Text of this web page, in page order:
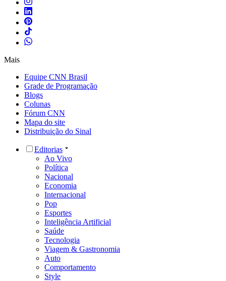
Mais
Equipe CNN Brasil
Grade de Programação
Blogs
Colunas
Fórum CNN
Mapa do site
Distribuição do Sinal
Editorias
Ao Vivo
Política
Nacional
Economia
Internacional
Pop
Esportes
Inteligência Artificial
Saúde
Tecnologia
Viagem & Gastronomia
Auto
Comportamento
Style